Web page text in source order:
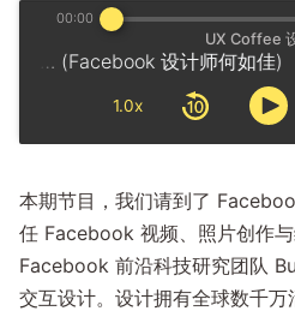
UX Coffee
…… (Facebook 设计师何如佳)
1.0x
00:00
本期节目，我们请到了
任 Facebook 视频、照片创作与
Facebook 前沿科技研究团队
交互设计。设计拥有全球数千